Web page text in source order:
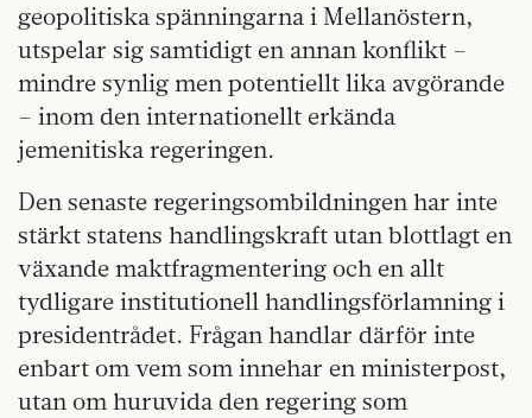
geopolitiska spänningarna i Mellanöstern,
utspelar sig samtidigt en annan konflikt –
mindre synlig men potentiellt lika avgörande
– inom den internationellt erkända
jemenitiska regeringen.
Den senaste regeringsombildningen har inte
stärkt statens handlingskraft utan blottlagt en
växande maktfragmentering och en allt
tydligare institutionell handlingsförlamning i
presidentrådet. Frågan handlar därför inte
enbart om vem som innehar en ministerpost,
utan om huruvida den regering som